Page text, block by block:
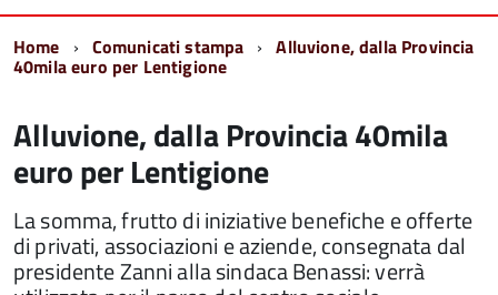
Home Comunicati stampa Alluvione, dalla Provincia
40mila euro per Lentigione
Alluvione, dalla Provincia 40mila
euro per Lentigione
La somma, frutto di iniziative benefiche e offerte
di privati, associazioni e aziende, consegnata dal
presidente Zanni alla sindaca Benassi: verrà